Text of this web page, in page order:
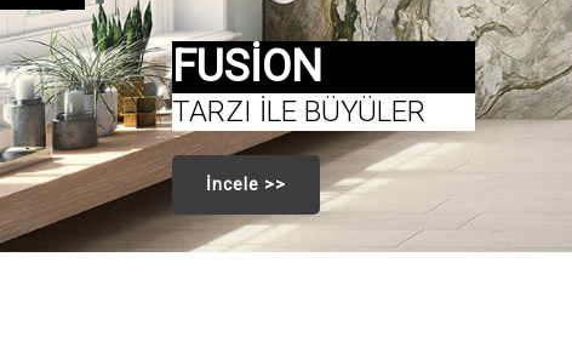
FUSİON
TARZI İLE BÜYÜLER
İncele >>